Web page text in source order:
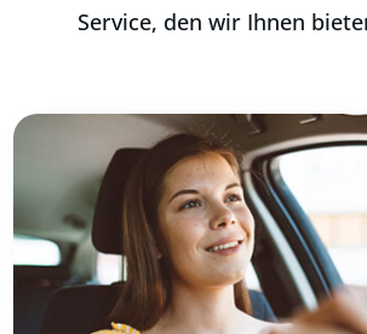
Service, den wir Ihnen